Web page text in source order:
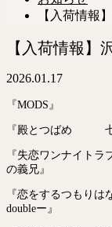
【入荷情報
【入荷情報】
2026.01.17
『MODS
『殿とつばめ
『失恋ワンナイ
の義兄』
『恋をするつもり
doubleー』